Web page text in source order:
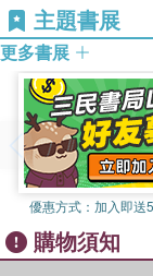
from isolated
League of
moral crusaders,
who met
This book will
postgraduates
comparisons of
agriculture, and
general readers.
主題書展
更多書展
優惠方式： 加入即送
購物須知